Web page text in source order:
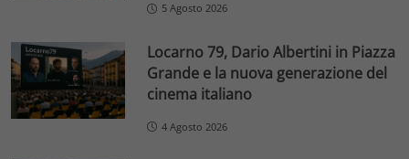
5 Agosto 2026
Locarno 79, Dario Albertini in Piazza
Grande e la nuova generazione del
cinema italiano
4 Agosto 2026